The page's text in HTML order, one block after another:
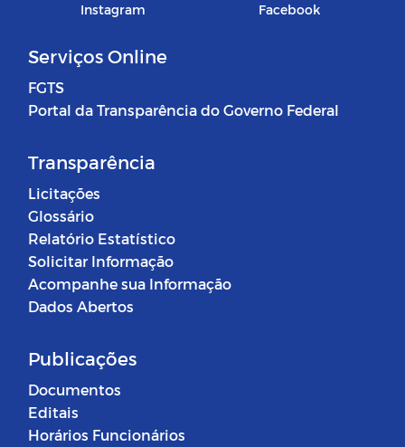
Instagram Facebook
Serviços Online
FGTS
Portal da Transparência do Governo Federal
Transparência
Licitações
Glossário
Relatório Estatístico
Solicitar Informação
Acompanhe sua Informação
Dados Abertos
Publicações
Documentos
Editais
Horários Funcionários